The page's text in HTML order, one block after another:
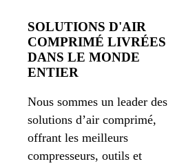
SOLUTIONS D'AIR
COMPRIMÉ LIVRÉES
DANS LE MONDE
ENTIER
Nous sommes un leader des
solutions d’air comprimé,
offrant les meilleurs
compresseurs, outils et